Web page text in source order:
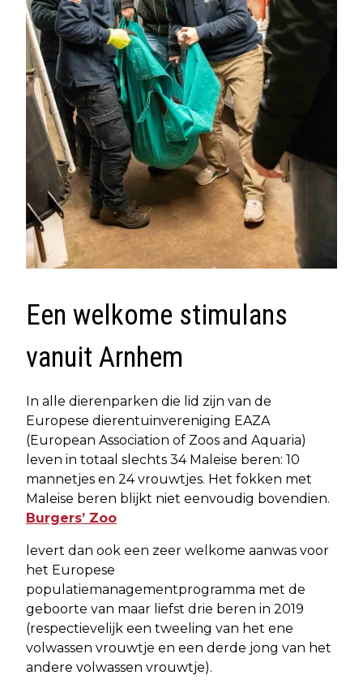
Een welkome stimulans
vanuit Arnhem
In alle dierenparken die lid zijn van de
Europese dierentuinvereniging EAZA
(European Association of Zoos and Aquaria)
leven in totaal slechts 34 Maleise beren: 10
mannetjes en 24 vrouwtjes. Het fokken met
Maleise beren blijkt niet eenvoudig bovendien.
Burgers’ Zoo
levert dan ook een zeer welkome aanwas voor
het Europese
populatiemanagementprogramma met de
geboorte van maar liefst drie beren in 2019
(respectievelijk een tweeling van het ene
volwassen vrouwtje en een derde jong van het
andere volwassen vrouwtje).